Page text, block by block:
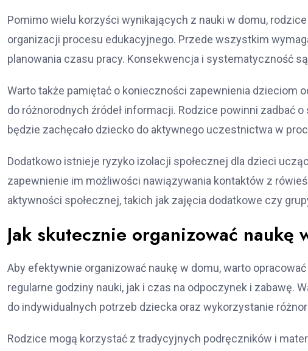
Pomimo wielu korzyści wynikających z nauki w domu,
organizacji procesu edukacyjnego. Przede wszystkim
planowania czasu pracy. Konsekwencja i systematyczność
Warto także pamiętać o konieczności zapewnienia dzieciom
do różnorodnych źródeł informacji. Rodzice powinni zadbać
będzie zachęcało dziecko do aktywnego uczestnictwa w
Dodatkowo istnieje ryzyko izolacji społecznej dla dzieci
zapewnienie im możliwości nawiązywania kontaktów z
aktywności społecznej, takich jak zajęcia dodatkowe czy
Jak skutecznie organizować naukę
Aby efektywnie organizować naukę w domu, warto
regularne godziny nauki, jak i czas na odpoczynek i zabawę.
do indywidualnych potrzeb dziecka oraz wykorzystanie
Rodzice mogą korzystać z tradycyjnych podręczników i